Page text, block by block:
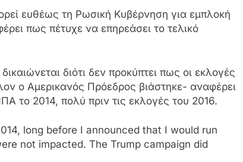
ευθέως τη Ρωσική Κυβέρνηση για εμπλοκή
πως πέτυχε να επηρεάσει το τελικό
διότι δεν προκύπτει πως οι εκλογές
ο Αμερικανός Πρόεδρος βιάστηκε- αναφέρει
το 2014, πολύ πριν τις εκλογές του 2016.
long before I announced that I would run
not impacted. The Trump campaign did